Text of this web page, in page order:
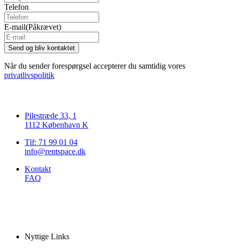
Telefon
E-mail(Påkrævet)
Når du sender forespørgsel accepterer du samtidig vores
privatlivspolitik
Pilestræde 33, 1
1112 København K
Tlf: 71 99 01 04
info@rentspace.dk
Kontakt
FAQ
Nyttige Links